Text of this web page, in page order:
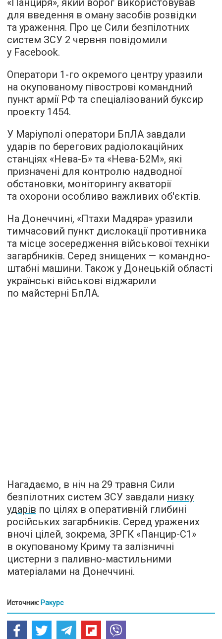
«Панциря», який ворог використовував
для введення в оману засобів розвідки
та ураження. Про це Сили безпілотних
систем ЗСУ 2 червня повідомили
у Facebook.
Оператори 1-го окремого центру уразили
на окупованому півострові командний
пункт армії РФ та спеціалізований буксир
проекту 1454.
У Маріуполі оператори БпЛА завдали
ударів по берегових радіолокаційних
станціях «Нева-Б» та «Нева-Б2М», які
призначені для контролю надводної
обстановки, моніторингу акваторії
та охорони особливо важливих об'єктів.
На Донеччині, «Птахи Мадяра» уразили
тимчасовий пункт дислокації противника
та місце зосередження військової техніки
загарбників. Серед знищених — командно-
штабні машини. Також у Донецькій області
українські військові віджарили
по майстерні БпЛА.
Нагадаємо, в ніч на 29 травня Сили
безпілотних систем ЗСУ завдали низку
ударів по цілях в оперативній глибині
російських загарбників. Серед уражених
вночі цілей, зокрема, ЗРГК «Панцир-С1»
в окупованому Криму та залізничні
цистерни з паливно-мастильними
матеріалами на Донеччині.
Источник: Ракурс